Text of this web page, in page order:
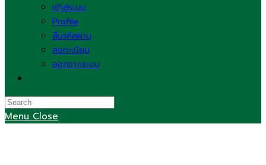
เข้าสู่ระบบ
Profile
ลืมรหัสผ่าน
ลงทะเบียน
ออกจากระบบ
search
Menu Close